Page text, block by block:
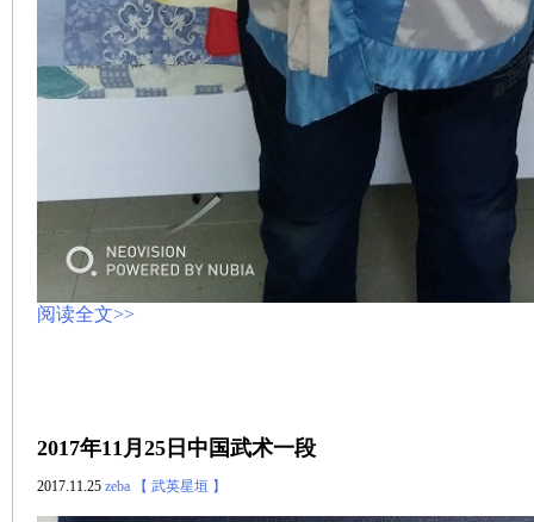
阅读全文>>
2017年11月25日中国武术一段
2017.11.25 zeba 【 武英星垣 】